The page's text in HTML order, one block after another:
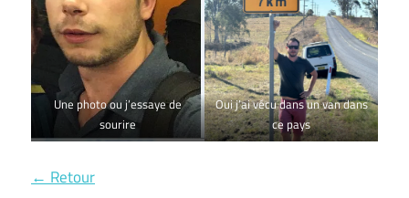
Une photo ou j’essaye de
sourire
Oui j’ai vécu dans un van dans
ce pays
← Retour